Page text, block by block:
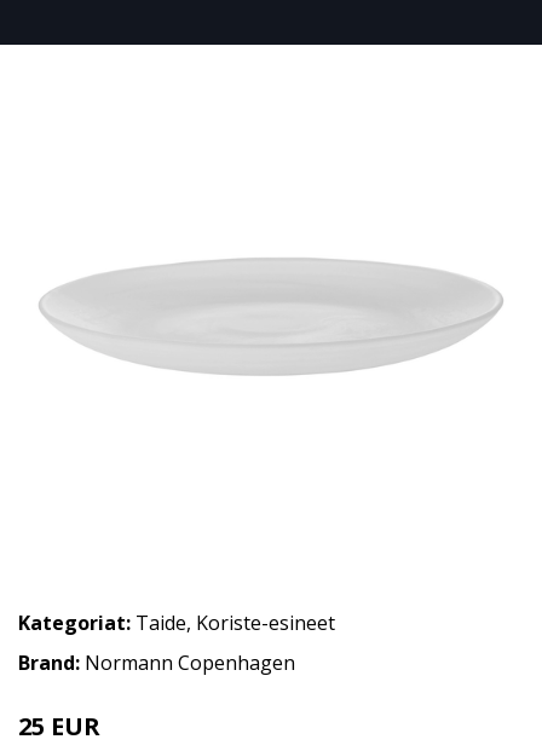
Kategoriat: Taide, Koriste-esineet
Brand: Normann Copenhagen
25 EUR